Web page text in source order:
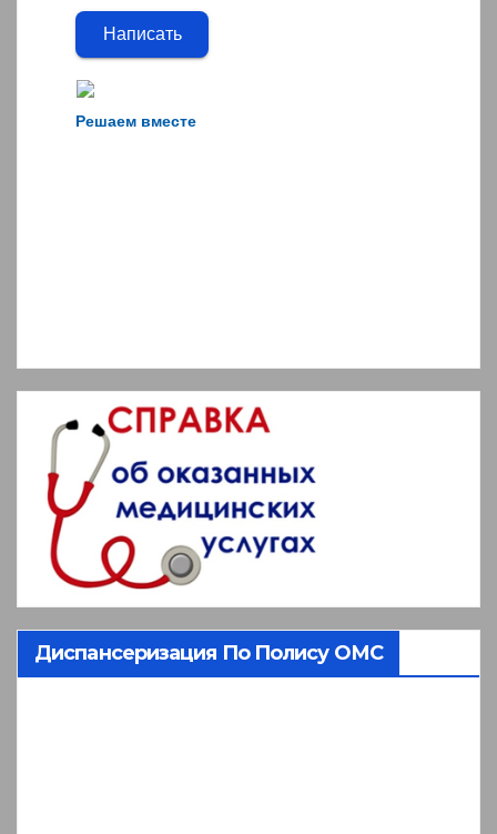
Решаем вместе
Написать
Диспансеризация По Полису ОМС